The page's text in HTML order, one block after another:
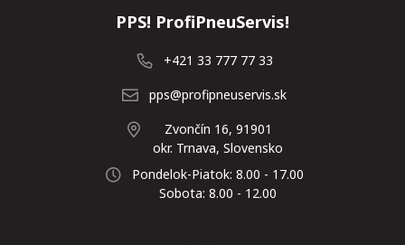
PPS! ProfiPneuServis!
+421 33 777 77 33
pps@profipneuservis.sk
Zvončín 16, 91901
okr. Trnava, Slovensko
Pondelok-Piatok: 8.00 - 17.00
Sobota: 8.00 - 12.00